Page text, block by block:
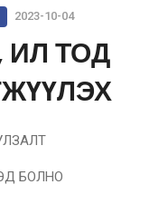
2023-10-04
ИЛ ТОД
БОЛНО